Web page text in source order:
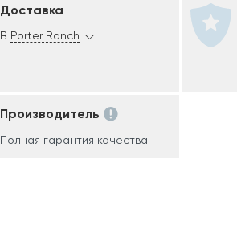
Доставка
В Porter Ranch
Производитель
Полная гарантия качества